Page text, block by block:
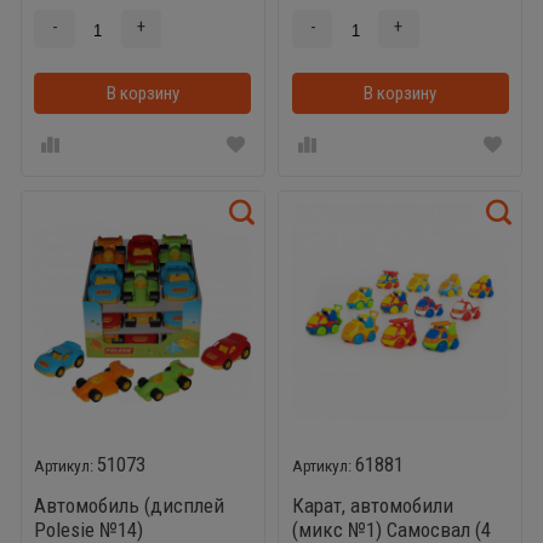
- +
В корзину В корзинке
- +
В корзину
51073
Автомобиль (дисплей
Polesie №14)
61881
Карат, автомобили
(микс №1) Самосвал (4